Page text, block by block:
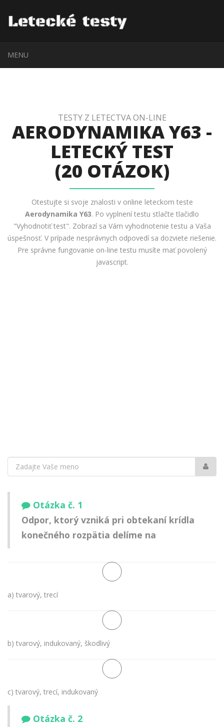
MENU
TESTY Z LETECTVA ON-LINE
AERODYNAMIKA Y63 -
LETECKÝ TEST
(20 OTÁZOK)
Otestujte si svoje znalosti v online leteckom teste
Aerodynamika Y63. Po vyplnení testu stlačte tlačidlo
"Vyhodnotiť test". Zobrazí sa Vám vyhodnotenie testu a Vaša
úspešnosť. V prípade nesprávnych odpovedí sa dozviete riešenie.
Pre správne fungovanie on-line testu musíte mať povolený
javascript.
Vaše
meno:
Otázka č. 1
Odpor, ktorý vzniká pri obtekaní krídla
konečného rozpätia delíme na
a) tvarový, trecí
b) tvarový, indukovaný, škodlivý
c) tvarový, trecí, indukovaný
Otázka č. 2